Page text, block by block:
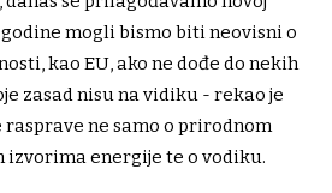
mogli bismo biti neovisni o
kao EU, ako ne dođe do nekih
zasad nisu na vidiku - rekao je
rasprave ne samo o prirodnom
izvorima energije te o vodiku.